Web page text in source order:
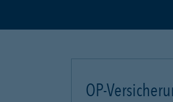
OP-